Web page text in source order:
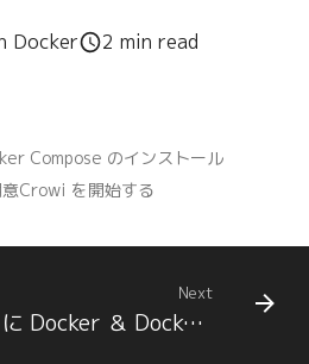
Docker 2 min read
Compose のインストール
Crowi を開始する
Next
Ubuntu 16.x に Docker ＆ Docker Compose をインストールする